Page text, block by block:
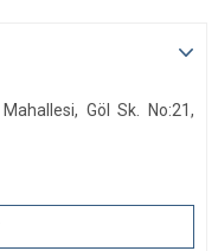
Göl Sk. No:21,